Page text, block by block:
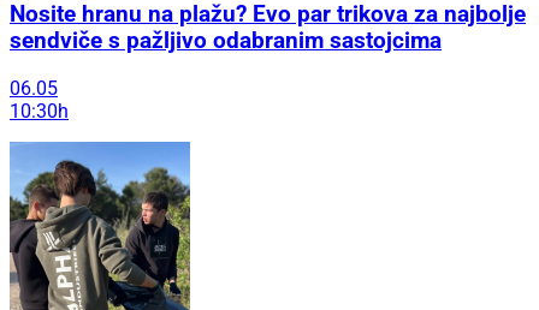
Nosite hranu na plažu? Evo par trikova za najbolje
sendviče s pažljivo odabranim sastojcima
06.05
10:30h